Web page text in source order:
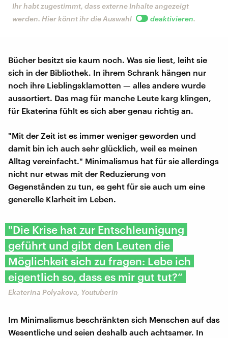
Ihr habt zugestimmt, dass externe Inhalte angezeigt
werden. Hier könnt ihr die Auswahl
deaktivieren.
Bücher besitzt sie kaum noch. Was sie liest, leiht sie
sich in der Bibliothek. In ihrem Schrank hängen nur
noch ihre Lieblingsklamotten — alles andere wurde
aussortiert. Das mag für manche Leute karg klingen,
für Ekaterina fühlt es sich aber genau richtig an.
"Mit der Zeit ist es immer weniger geworden und
damit bin ich auch sehr glücklich, weil es meinen
Alltag vereinfacht." Minimalismus hat für sie allerdings
nicht nur etwas mit der Reduzierung von
Gegenständen zu tun, es geht für sie auch um eine
generelle Klarheit im Leben.
"Die Krise hat zur Entschleunigung
geführt und gibt den Leuten die
Möglichkeit sich zu fragen: Lebe ich
eigentlich so, dass es mir gut tut?“
Ekaterina Polyakova, Youtuberin
Im Minimalismus beschränkten sich Menschen auf das
Wesentliche und seien deshalb auch achtsamer. In